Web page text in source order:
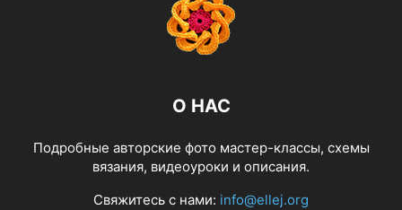
О НАС
Подробные авторские фото мастер-классы, схемы
вязания, видеоуроки и описания.
Свяжитесь с нами: info@ellej.org